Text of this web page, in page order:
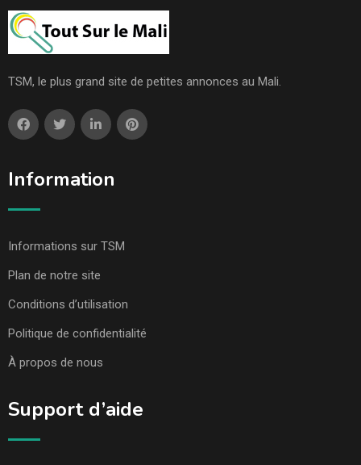
TSM, le plus grand site de petites annonces au Mali.
Information
Informations sur TSM
Plan de notre site
Conditions d’utilisation
Politique de confidentialité
À propos de nous
Support d’aide